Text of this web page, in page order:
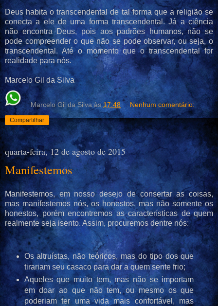
Deus habita o transcendental de tal forma que a religião se
conecta a ele de uma forma transcendental. Já aciência
não encontra Deus, pois aos padrões humanos, não se
pode compreender o que não se pode observar, ou seja, o
transcendental. Até o momento que o transcendental for
realidade para nós.
Marcelo Gil da Silva
Marcelo Gil da Silva às17:48 Nenhum comentário:
Compartilhar
quarta-feira, 12 de agosto de 2015
Manifestemos
Manifestemos, em nosso desejo de consertar as coisas,
mas manifestemos nós, os honestos, mas não somente os
honestos, porém encontremos as características de quem
realmente seja isento. Assim, procuremos dentre nós:
Os altruístas, não teóricos, mas do tipo dos que
tirariam seu casaco para dar a quem sente frio;
Aqueles que muito tem, mas não se importam
em doar ao que não tem, ou mesmo os que
poderiam ter uma vida mais confortável, mas